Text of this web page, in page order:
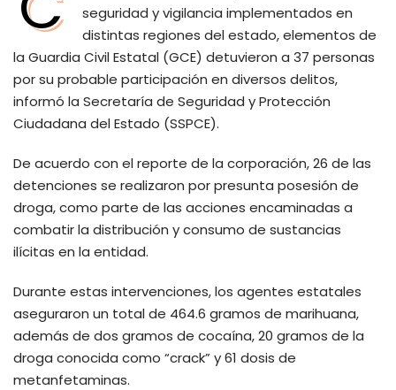
seguridad y vigilancia implementados en
distintas regiones del estado, elementos de
la Guardia Civil Estatal (GCE) detuvieron a 37 personas
por su probable participación en diversos delitos,
informó la Secretaría de Seguridad y Protección
Ciudadana del Estado (SSPCE).
De acuerdo con el reporte de la corporación, 26 de las
detenciones se realizaron por presunta posesión de
droga, como parte de las acciones encaminadas a
combatir la distribución y consumo de sustancias
ilícitas en la entidad.
Durante estas intervenciones, los agentes estatales
aseguraron un total de 464.6 gramos de marihuana,
además de dos gramos de cocaína, 20 gramos de la
droga conocida como “crack” y 61 dosis de
metanfetaminas.